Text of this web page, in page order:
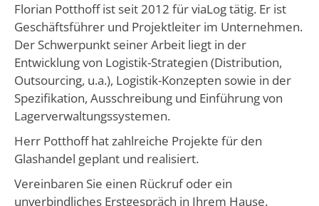
Florian Potthoff ist seit 2012 für viaLog tätig. Er ist
Geschäftsführer und Projektleiter im Unternehmen.
Der Schwerpunkt seiner Arbeit liegt in der
Entwicklung von Logistik-Strategien (Distribution,
Outsourcing, u.a.), Logistik-Konzepten sowie in der
Spezifikation, Ausschreibung und Einführung von
Lagerverwaltungs­systemen.
Herr Potthoff hat zahlreiche Projekte für den
Glashandel geplant und realisiert.
Vereinbaren Sie einen Rückruf oder ein
unverbindliches Erstgespräch in Ihrem Hause.